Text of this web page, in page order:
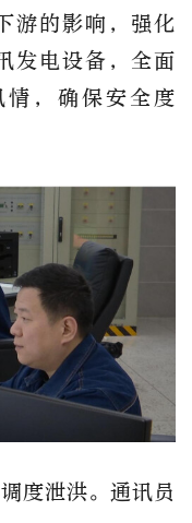
游的影响，强化
发电设备，全面
，确保安全度
度泄洪。通讯员